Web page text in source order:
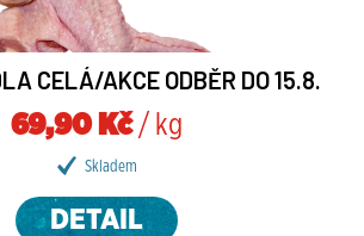
CELÁ/AKCE ODBĚR DO 15.8.
69,90 Kč/ kg
Skladem
DETAIL